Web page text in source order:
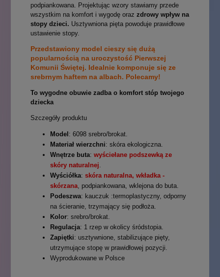
podpiankowana. Projektując wzory stawiamy przede
wszystkim na komfort i wygodę orazzdrowy wpływ na
stopy dzieci. Usztywniona pięta powoduje prawidłowe
ustawienie stopy.
Przedstawiony model cieszy się dużą
popularnością na uroczystość Pierwszej
Komunii Świętej. Idealnie komponuje się ze
srebrnym haftem na albach. Polecamy!
To wygodne obuwie zadba o komfort stóp twojego
dziecka
Szczegóły produktu
Model: 6098 srebro/brokat.
Materiał wierzchni: skóra ekologiczna.
Wnętrze buta:wyściełane podszewką ze
skóry naturalnej
Wyściółka:skóra naturalna, wkładka -
skórzana , podpiankowana, wklejona do buta.
Podeszwa: kauczuk :termoplastyczny, odporny
na ścieranie, trzymający się podłoża.
Kolor: srebro/brokat.
Regulacja: 1 rzep w okolicy śródstopia.
Zapiętki: usztywnione, stabilizujące pięty,
utrzymujące stopę w prawidłowej pozycji.
Wyprodukowane w Polsce